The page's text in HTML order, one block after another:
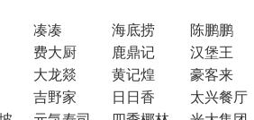
凑凑 海底捞
陈鹏鹏
费大厨
鹿鼎记
汉堡王
大龙燚
黄记煌
豪客来
吉野家
日日香
太兴餐厅